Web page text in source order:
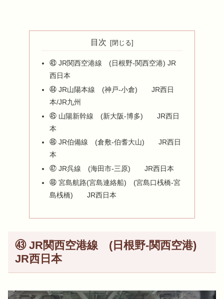
目次
㊸ JR関西空港線 (日根野-関西空港) JR
西日本
㊹ JR山陽本線 (神戸-小倉) JR西日
本/JR九州
㊺ 山陽新幹線 (新大阪-博多) JR西日
本
㊻ JR伯備線 (倉敷-伯耆大山) JR西日
本
㊼ JR呉線 (海田市-三原) JR西日本
㊽ 宮島航路(宮島連絡船) (宮島口桟橋-宮
島桟橋) JR西日本
㊸ JR関西空港線 (日根野-関西空港)
JR西日本